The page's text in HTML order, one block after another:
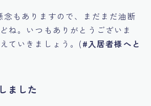
念もありますので、まだまだ油断
ね。いつもありがとうございま
ていきましょう。(#入居者様へと
ました